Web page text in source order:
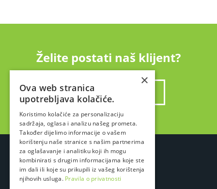
Želite postati naš klijent?
ZAKAŽITE SASTANAK
×
Ova web stranica
upotrebljava kolačiće.
Koristimo kolačiće za personalizaciju
sadržaja, oglasa i analizu našeg prometa.
Također dijelimo informacije o vašem
korištenju naše stranice s našim partnerima
za oglašavanje i analitiku koji ih mogu
kombinirati s drugim informacijama koje ste
im dali ili koje su prikupili iz vašeg korištenja
njihovih usluga. Pravila o privatnosti